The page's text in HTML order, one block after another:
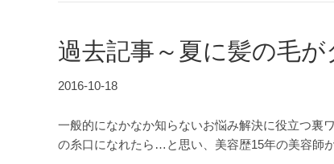
過去記事～夏に髪の毛
2016-10-18
一般的になかなか知らないお悩み解決に役立つ裏
の糸口になれたら…と思い、美容歴15年の美容師